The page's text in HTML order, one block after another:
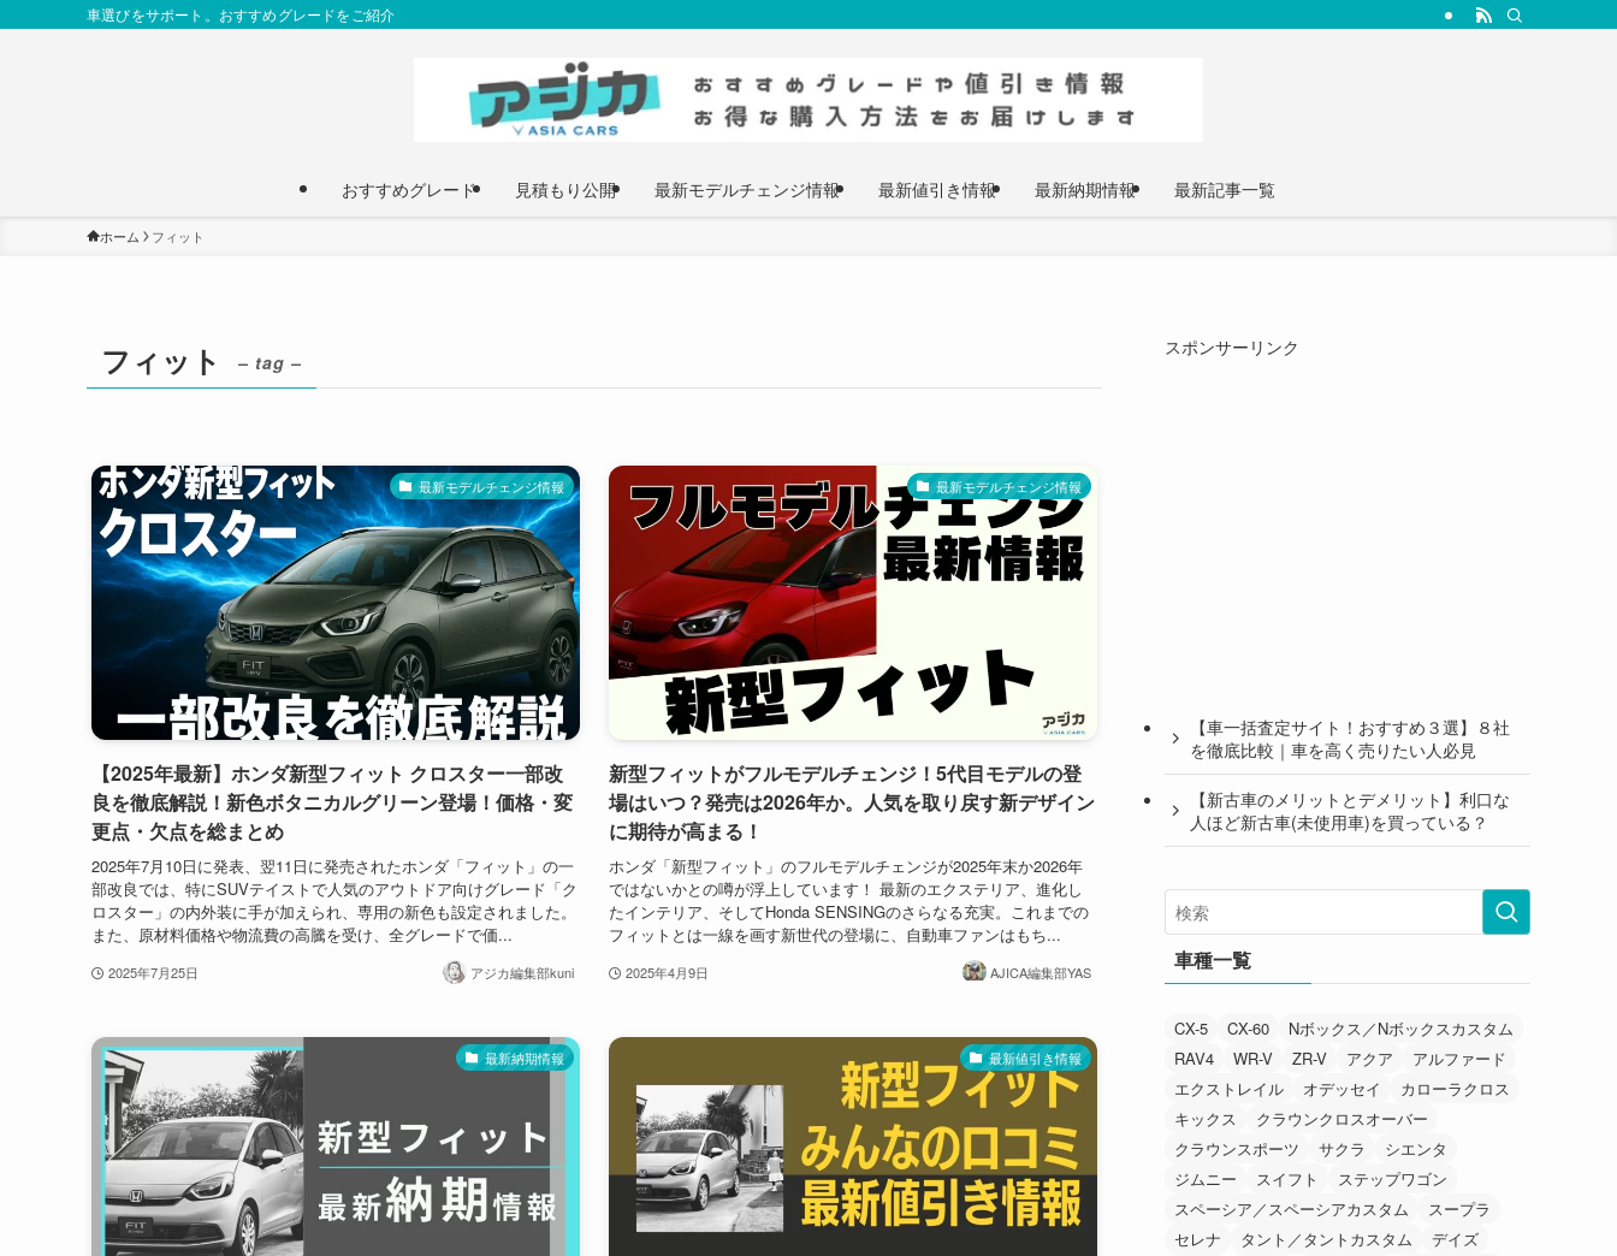
車選びをサポート。おすすめグレードをご紹介
おすすめグレード 見積もり公開 最新モデルチェンジ情報 最新値引き情報 最新納期情報 最新記事一覧
ホーム フィット
フィット – tag –
最新モデルチェンジ情報
【2025年最新】ホンダ新型フィット クロスター一部改
良を徹底解説！新色ボタニカルグリーン登場！価格・変
更点・欠点を総まとめ
2025年7月10日に発表、翌11日に発売されたホンダ「フィット」の一
部改良では、特にSUVテイストで人気のアウトドア向けグレード「ク
ロスター」の内外装に手が加えられ、専用の新色も設定されました。
また、原材料価格や物流費の高騰を受け、全グレードで価...
2025年7月25日 アジカ編集部kuni
最新モデルチェンジ情報
新型フィットがフルモデルチェンジ！5代目モデルの登
場はいつ？発売は2026年か。人気を取り戻す新デザイン
に期待が高まる！
ホンダ「新型フィット」のフルモデルチェンジが2025年末か2026年
ではないかとの噂が浮上しています！ 最新のエクステリア、進化し
たインテリア、そしてHonda SENSINGのさらなる充実。これまでの
フィットとは一線を画す新世代の登場に、自動車ファンはもち...
2025年4月9日 AJICA編集部YAS
最新納期情報 最新値引き情報
スポンサーリンク
【車一括査定サイト！おすすめ３選】８社
を徹底比較｜車を高く売りたい人必見
【新古車のメリットとデメリット】利口な
人ほど新古車(未使用車)を買っている？
車種一覧
CX-5 CX-60
Nボックス／Nボックスカスタム
RAV4
WR-V ZR-V アクア
アルファード
エクストレイル
オデッセイ
カローラクロス
キックス
クラウンクロスオーバー
クラウンスポーツ
サクラ
シエンタ
ジムニー
スイフト
ステップワゴン
スペーシア／スペーシアカスタム
スープラ
セレナ
タント／タントカスタム
デイズ